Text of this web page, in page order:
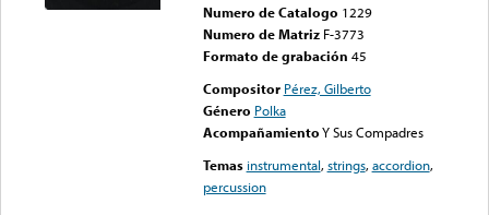
Numero de Catalogo 1229
Numero de Matriz F-3773
Formato de grabación 45
Compositor Pérez, Gilberto
Género Polka
AcompañamientoY Sus Compadres
Temas instrumental,strings,accordion,
percussion